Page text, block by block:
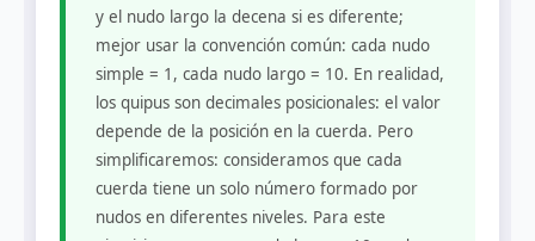
y el nudo largo la decena si es diferente;
mejor usar la convención común: cada nudo
simple = 1, cada nudo largo = 10. En realidad,
los quipus son decimales posicionales: el valor
depende de la posición en la cuerda. Pero
simplificaremos: consideramos que cada
cuerda tiene un solo número formado por
nudos en diferentes niveles. Para este